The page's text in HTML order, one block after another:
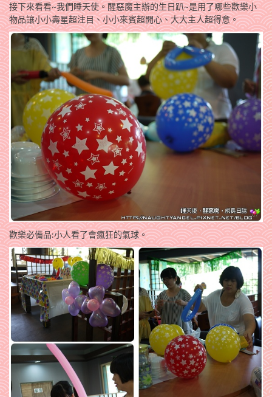
接下來看看~我們睡天使。醒惡魔主辦的生日趴~是用了哪些歡樂小
物品讓小小壽星超注目、小小來賓超開心、大大主人超得意。
歡樂必備品:小人看了會瘋狂的氣球。